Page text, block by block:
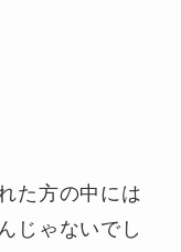
た方の中には
じゃないでし